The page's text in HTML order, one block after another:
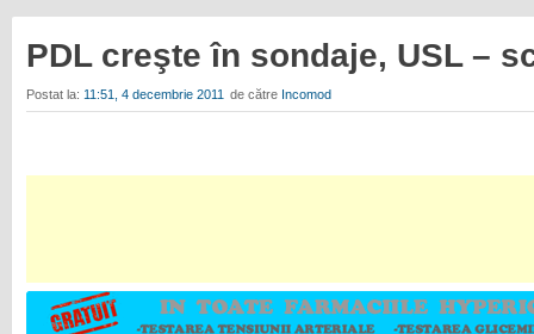
PDL creşte în sondaje, USL –
Postat la: 11:51, 4 decembrie 2011 de către Incomod